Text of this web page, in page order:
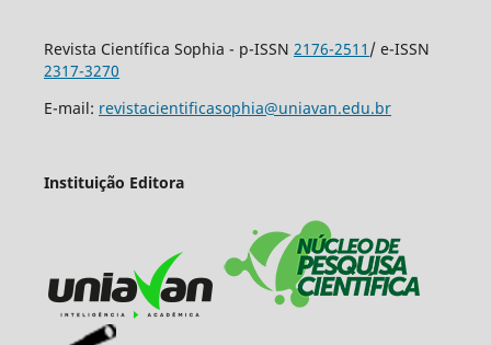
Revista Científica Sophia - p-ISSN 2176-2511 / e-ISSN
2317-3270
E-mail: revistacientificasophia@uniavan.edu.br
Instituição Editora